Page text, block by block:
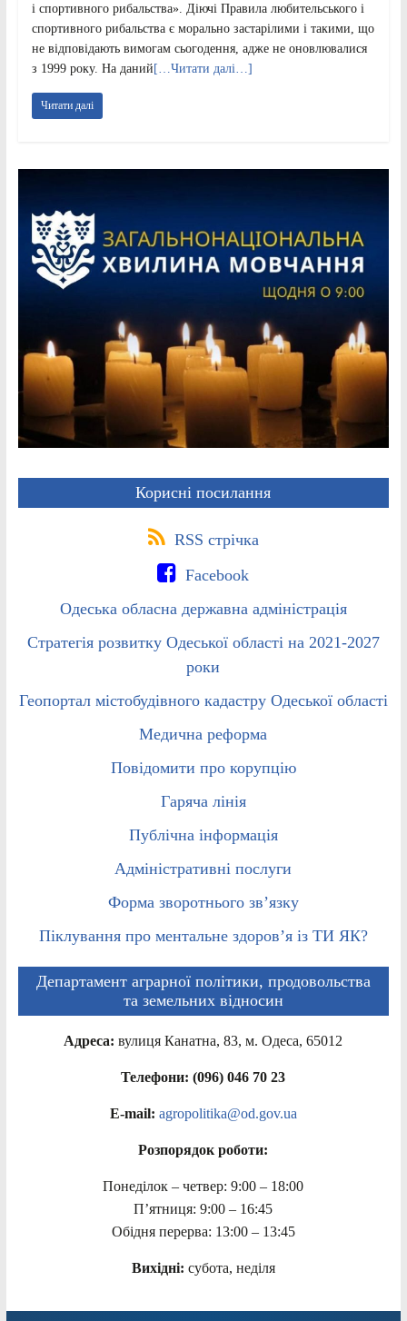
і спортивного рибальства». Діючі Правила любительського і
спортивного рибальства є морально застарілими і такими, що
не відповідають вимогам сьогодення, адже не оновлювалися
з 1999 року. На даний […Читати далі…]
Читати далі
Корисні посилання
RSS стрічка
Facebook
Одеська обласна державна адміністрація
Стратегія розвитку Одеської області на 2021-2027
роки
Геопортал містобудівного кадастру Одеської області
Медична реформа
Повідомити про корупцію
Гаряча лінія
Публічна інформація
Адміністративні послуги
Форма зворотнього зв’язку
Піклування про ментальне здоров’я із ТИ ЯК?
Департамент аграрної політики, продовольства
та земельних відносин
Адреса: вулиця Канатна, 83, м. Одеса, 65012
Телефони: (096) 046 70 23
E-mail: agropolitika@od.gov.ua
Розпорядок роботи:
Понеділок – четвер: 9:00 – 18:00
П’ятниця: 9:00 – 16:45
Обідня перерва: 13:00 – 13:45
Вихідні: субота, неділя